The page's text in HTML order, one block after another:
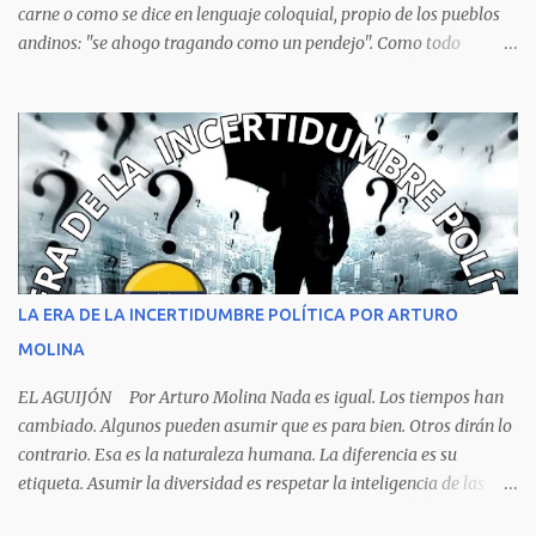
carne o como se dice en lenguaje coloquial, propio de los pueblos
andinos: "se ahogo tragando como un pendejo". Como todo
criminalística para determinar que no se trata de una muerte por
asfixia, ya que la reacción de una persona que está perdiendo la
respiración es levantarse y manotear, para desplomarse en el suelo
cogiendo todo lo que consigue a su lado. La foto habla por si
sola, la mesa ordenada, los platos terminados o tapados, todo en
orden y el campeón mundial sentado apacible y sin presentar su
rostro rasgos de asfixia mecánica, que se reflejan en un color
recuento de lo sucedido antes de este día fatídico. ...
LA ERA DE LA INCERTIDUMBRE POLÍTICA POR ARTURO
MOLINA
EL AGUIJÓN Por Arturo Molina Nada es igual. Los tiempos han
cambiado. Algunos pueden asumir que es para bien. Otros dirán lo
contrario. Esa es la naturaleza humana. La diferencia es su
etiqueta. Asumir la diversidad es respetar la inteligencia de las